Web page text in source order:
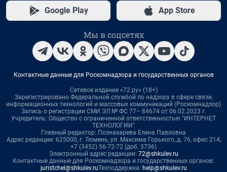
Google Play App Store
Мы в соцсетях
Контактные данные для Роскомнадзора и государственных органов
Сетевое издание «72.ру» (18+)
Зарегистрировано Федеральной службой по надзору в сфере связи,
информационных технологий и массовых коммуникаций (Роскомнадзор)
Запись о регистрации СМИ ЭЛ № ФС 77– 84674 от 06.02.2023 г.
Учредитель: Общество с ограниченной ответственностью "ИНТЕРНЕТ
ТЕХНОЛОГИИ"
Главный редактор: Познахарева Елена Павловна
Адрес редакции: 625000, г. Тюмень, ул. Максима Горького, д. 76, офис 214,
+7 (3452) 56-72-72 (доб. 3736)
Электронный адрес редакции: 72@shkulev.ru
Контактные данные для Роскомнадзора и государственных органов:
juristchel@shkulev.ruТехподдержка: help@shkulev.ru